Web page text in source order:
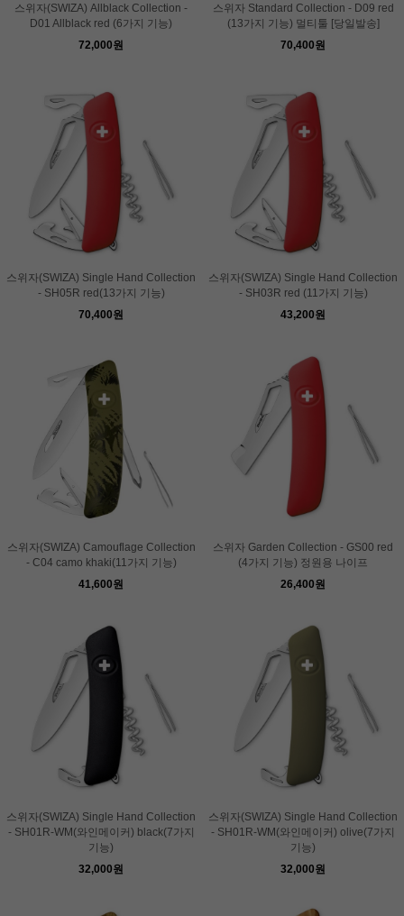
스위자(SWIZA) Allblack Collection -
D01 Allblack red (6가지 기능)
72,000원
스위자 Standard Collection - D09 red
(13가지 기능) 멀티툴 [당일발송]
70,400원
스위자(SWIZA) Single Hand Collection
- SH05R red(13가지 기능)
70,400원
스위자(SWIZA) Single Hand Collection
- SH03R red (11가지 기능)
43,200원
스위자(SWIZA) Camouflage Collection
- C04 camo khaki(11가지 기능)
41,600원
스위자 Garden Collection - GS00 red
(4가지 기능) 정원용 나이프
26,400원
스위자(SWIZA) Single Hand Collection
- SH01R-WM(와인메이커) black(7가지
기능)
32,000원
스위자(SWIZA) Single Hand Collection
- SH01R-WM(와인메이커) olive(7가지
기능)
32,000원